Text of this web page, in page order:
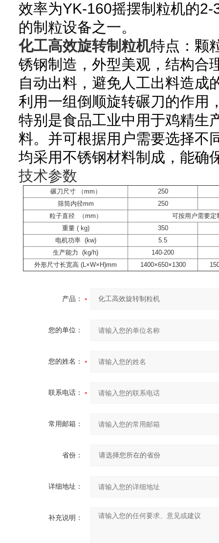
效率为YK-160摇摆制粒机的
的制粒设备之一。
化工高效旋转制粒机特点：颗
锈钢制造，外型美观，结构合
自动出料，避免人工出料造成
利用一组倒顺旋转碾刀的作用
特别是食品工业中用于鸡精生
料。 并可根据用户需要选择不
均采用不锈钢材料制成，能确
技术参数
碾刀尺寸 （mm）
250
筛筒内径mm
250
粒子直径 （mm）
可按用户需要定
重量 ( kg)
350
电机功率 (kw)
5.5
生产能力 (kg/h)
140-200
外形尺寸长宽高 (L×W×H)mm
1400×650×1300
产品：
您的单位：
您的姓名：
联系电话：
常用邮箱：
省份：
详细地址：
补充说明：